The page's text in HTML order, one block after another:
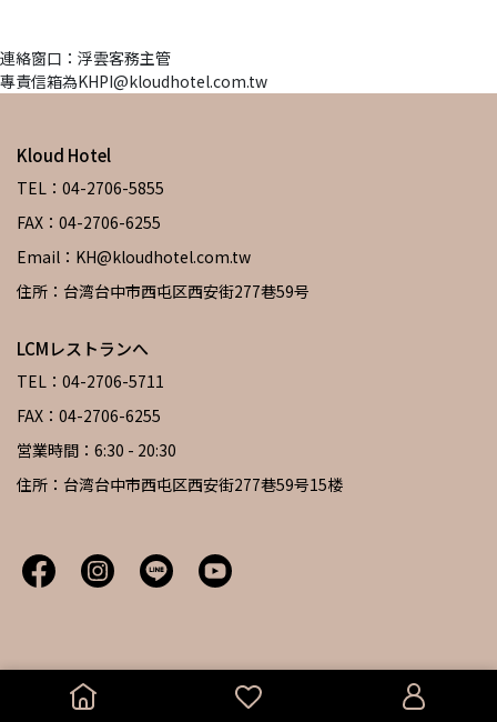
連絡窗口：浮雲客務主管
專責信箱為KHPI@kloudhotel.com.tw
Kloud Hotel
TEL：04-2706-5855
FAX：04-2706-6255
Email：KH@kloudhotel.com.tw
住所：台湾台中市西屯区西安街277巷59号
LCMレストランへ
TEL：04-2706-5711
FAX：04-2706-6255
営業時間：6:30 - 20:30
住所：台湾台中市西屯区西安街277巷59号15楼